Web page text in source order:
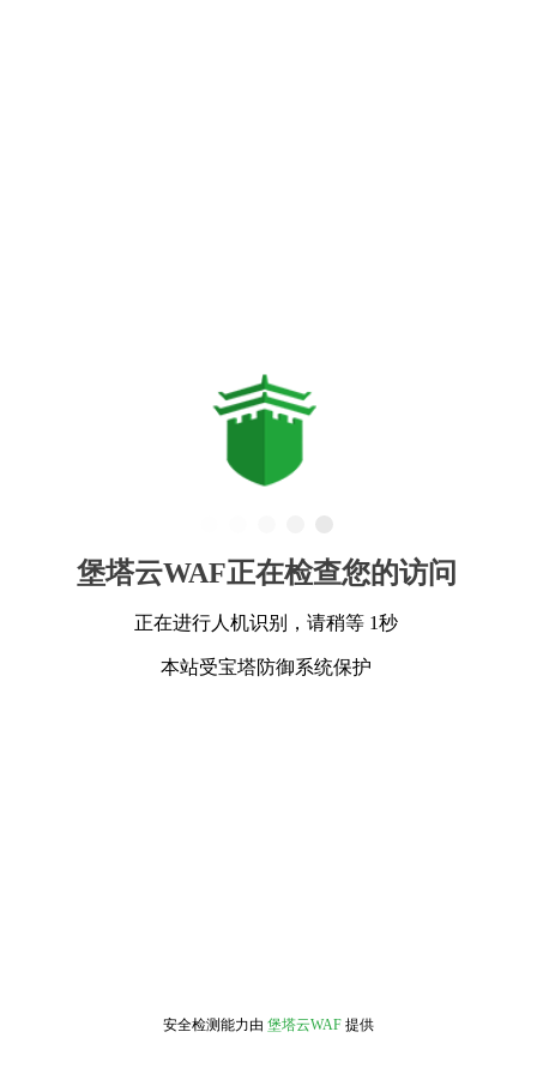
堡塔云WAF正在检查您的访问
正在进行人机识别，请稍等 1秒
本站受宝塔防御系统保护
安全检测能力由 堡塔云WAF 提供